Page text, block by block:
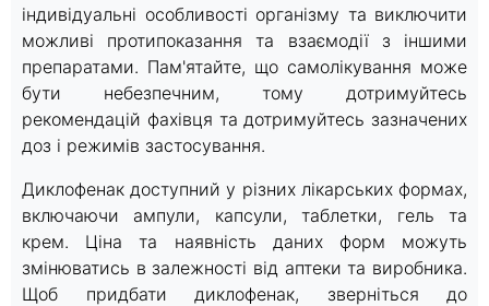
індивідуальні особливості організму та виключити
можливі протипоказання та взаємодії з іншими
препаратами. Пам'ятайте, що самолікування може
бути небезпечним, тому дотримуйтесь
рекомендацій фахівця та дотримуйтесь зазначених
доз і режимів застосування.
Диклофенак доступний у різних лікарських формах,
включаючи ампули, капсули, таблетки, гель та
крем. Ціна та наявність даних форм можуть
змінюватись в залежності від аптеки та виробника.
Щоб придбати диклофенак, зверніться до